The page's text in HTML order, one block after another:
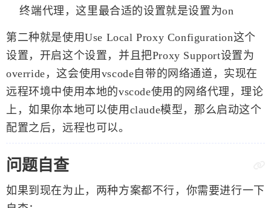
终端代理，这里最合适的设置就是设置为on
第二种就是使用Use Local Proxy Configuration这个
设置，开启这个设置，并且把Proxy Support设置为
override，这会使用vscode自带的网络通道，实现在
远程环境中使用本地的vscode使用的网络代理，理论
上，如果你本地可以使用claude模型，那么启动这个
配置之后，远程也可以。
问题自查
如果到现在为止，两种方案都不行，你需要进行一下